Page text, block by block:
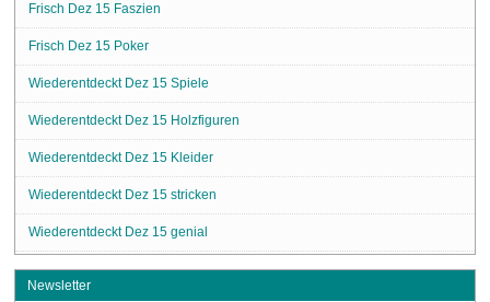
Frisch Dez 15 Faszien
Frisch Dez 15 Poker
Wiederentdeckt Dez 15 Spiele
Wiederentdeckt Dez 15 Holzfiguren
Wiederentdeckt Dez 15 Kleider
Wiederentdeckt Dez 15 stricken
Wiederentdeckt Dez 15 genial
Newsletter